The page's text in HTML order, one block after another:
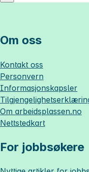
Om oss
Kontakt oss
Personvern
Informasjonskapsler
Om arbeidsplassen.no
Nettstedkart
For jobbsøkere